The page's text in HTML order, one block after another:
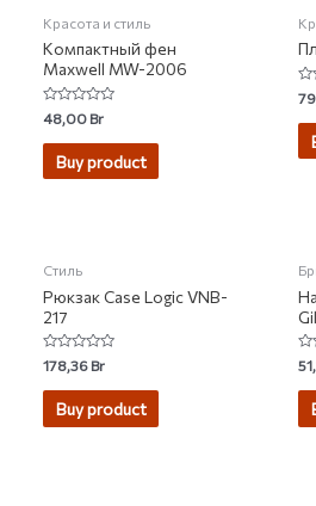
Красота и стиль
Компактный фен
Maxwell MW-2006
Rated
0
out
48,00Br
Buy product
0
out
Стиль
Рюкзак Case Logic VNB-
217
Rated
0
out
178,36Br
Buy product
0
out